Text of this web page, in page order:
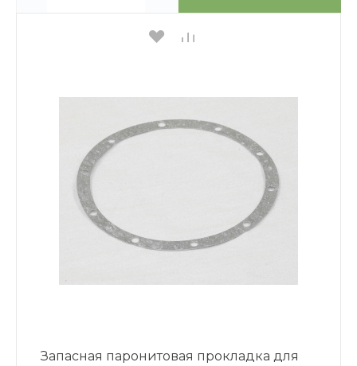
Запасная паронитовая прокладка для